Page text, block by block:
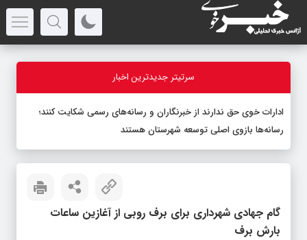
سرتیتر جدیدترین اخبار
ادارات خوی حق ندارند از خبرنگاران و رسانه‌های رسمی شکایت کنند؛
رسانه‌ها بازوی اصلی توسعه شهرستان هستند
گام جهادی شهرداری برای برف روبی از آغازین ساعات
بارش برف